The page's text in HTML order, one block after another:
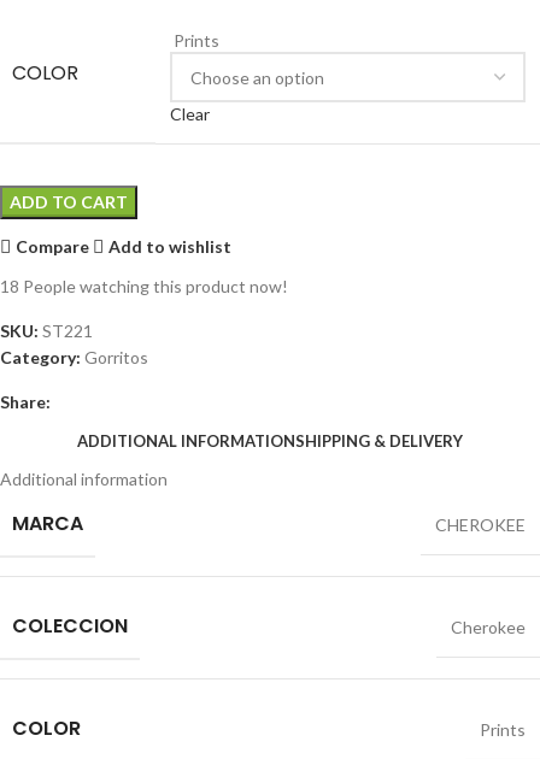
COLOR
Prints
Clear
ADD TO CART
Compare
Add to wishlist
18 People watching this product now!
SKU: ST221
Category: Gorritos
Share:
ADDITIONAL INFORMATIONSHIPPING & DELIVERY
Additional information
MARCA CHEROKEE
COLECCION Cherokee
COLOR Prints